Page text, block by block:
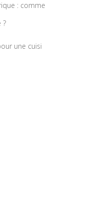
: comme
?
une cuisi